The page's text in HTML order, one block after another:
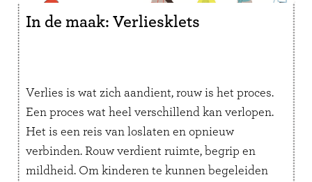
In de maak: Verliesklets
Verlies is wat zich aandient, rouw is het proces.
Een proces wat heel verschillend kan verlopen.
Het is een reis van loslaten en opnieuw
verbinden. Rouw verdient ruimte, begrip en
mildheid. Om kinderen te kunnen begeleiden